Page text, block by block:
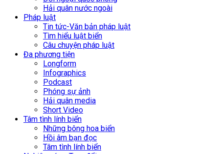
Hải quân nước ngoài
Pháp luật
Tin tức-Văn bản pháp luật
Tìm hiểu luật biển
Câu chuyện pháp luật
Đa phương tiện
Longform
Infographics
Podcast
Phóng sự ảnh
Hải quân media
Short Video
Tâm tình lính biển
Những bông hoa biển
Hồi âm bạn đọc
Tâm tình lính biển